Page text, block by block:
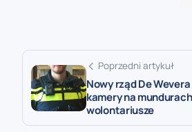
Poprzedni artykuł
Nowy rząd De
kamery na
wolontariusze